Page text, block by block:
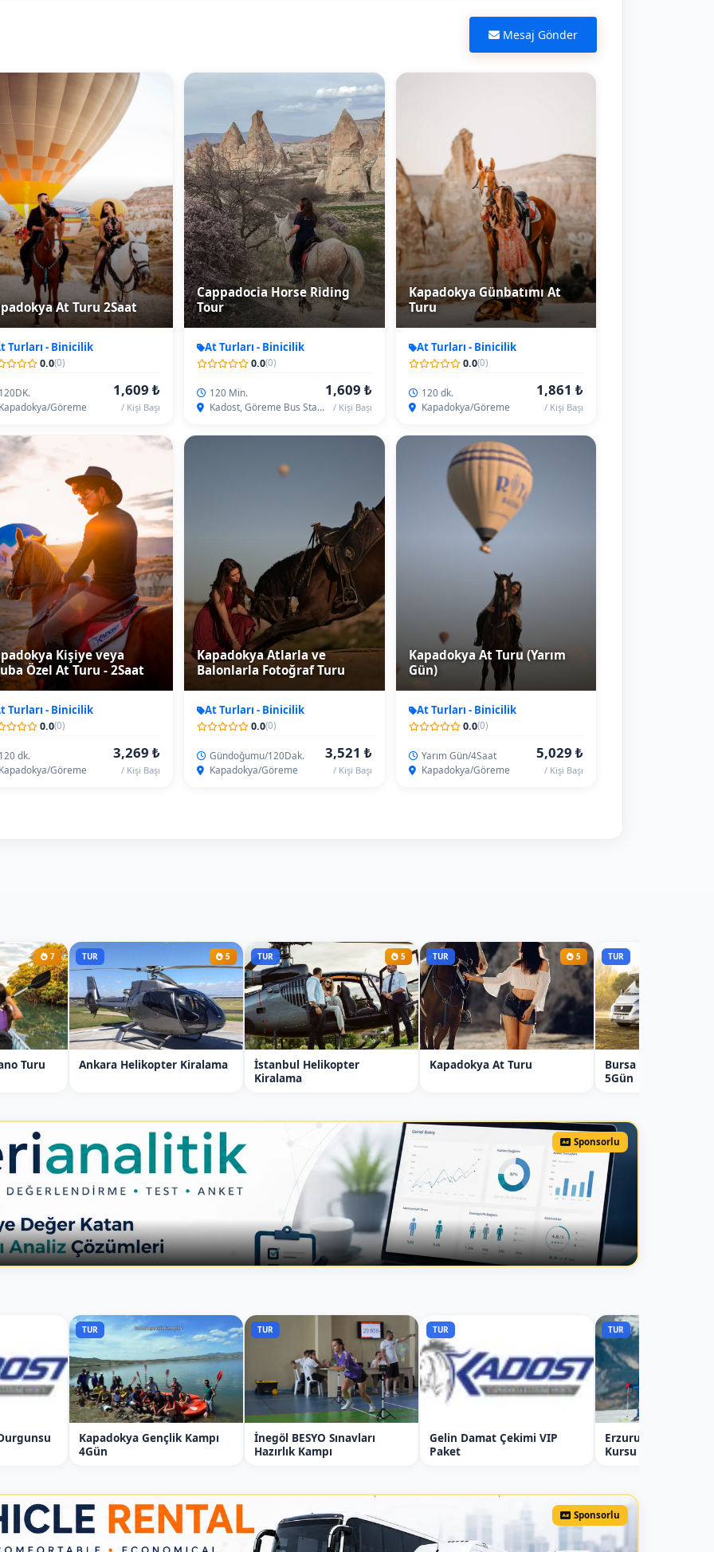
restoran)
Mesaj Gönder
At Turu 2Saat
Turları - Binicilik
0.0(0)
120DK.
Kapadokya/Göreme
1,609 ₺
/ Kişi Başı
Cappadocia Horse Riding
Tour
At Turları - Binicilik
0.0(0)
120 Min.
Kadost, Göreme Bus Station
1,609 ₺
/ Kişi Başı
Kapadokya Günbatımı At
Turu
At Turları - Binicilik
0.0(0)
120 dk.
Kapadokya/Göreme
1,861 ₺
/ Kişi Başı
Kişiye veya
Özel At Turu - 2Saat
Turları - Binicilik
0.0(0)
120 dk.
Kapadokya/Göreme
3,269 ₺
/ Kişi Başı
Kapadokya Atlarla ve
Balonlarla Fotoğraf Turu
At Turları - Binicilik
0.0(0)
Gündoğumu/120Dak.
Kapadokya/Göreme
3,521 ₺
/ Kişi Başı
Kapadokya At Turu (Yarım
Gün)
At Turları - Binicilik
0.0(0)
Yarım Gün/4Saat
Kapadokya/Göreme
5,029 ₺
/ Kişi Başı
7
Turu
TUR 5
Ankara Helikopter Kiralama
TUR 5
İstanbul Helikopter
Kiralama
TUR 5
Kapadokya At Turu
TUR
Bursa Karavan
5Gün
Sponsorlu
TUR
Kapadokya Gençlik Kampı
4Gün
TUR
İnegöl BESYO Sınavları
Hazırlık Kampı
TUR
Gelin Damat Çekimi VIP
Paket
TUR
Erzurum
Kursu
Sponsorlu